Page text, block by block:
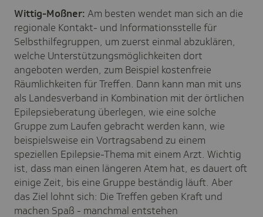
Wittig-Moßner: Am besten wendet man sich an die
regionale Kontakt- und Informationsstelle für
Selbsthilfegruppen, um zuerst einmal abzuklären,
welche Unterstützungsmöglichkeiten dort
angeboten werden, zum Beispiel kostenfreie
Räumlichkeiten für Treffen. Dann kann man mit uns
als Landesverband in Kombination mit der örtlichen
Epilepsieberatung überlegen, wie eine solche
Gruppe zum Laufen gebracht werden kann, wie
beispielsweise ein Vortragsabend zu einem
speziellen Epilepsie-Thema mit einem Arzt. Wichtig
ist, dass man einen längeren Atem hat, es dauert oft
einige Zeit, bis eine Gruppe beständig läuft. Aber
das Ziel lohnt sich: Die Treffen geben Kraft und
machen Spaß - manchmal entstehen